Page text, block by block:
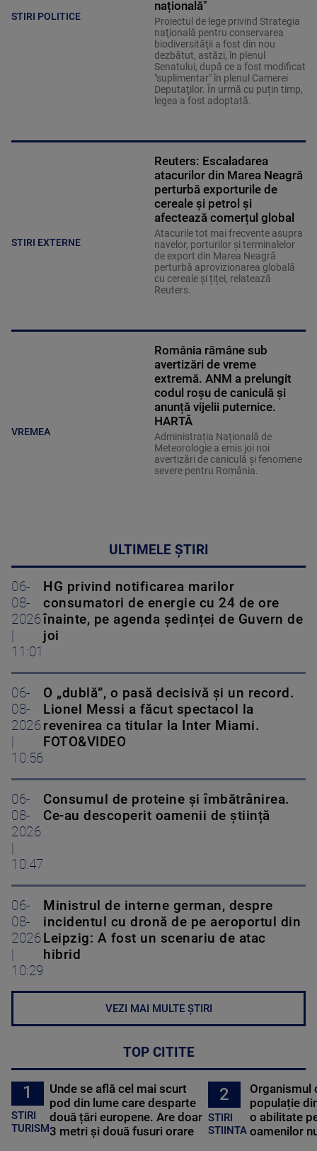
STIRI POLITICE
națională"
Proiectul de lege privind Strategia
naţională pentru conservarea
biodiversităţii a fost din nou
dezbătut, astăzi, în plenul
Senatului, după ce a fost modificat
"suplimentar" în plenul Camerei
Deputaţilor. În urmă cu puțin timp,
legea a fost adoptată.
STIRI EXTERNE
Reuters: Escaladarea
atacurilor din Marea Neagră
perturbă exporturile de
cereale și petrol și
afectează comerțul global
Atacurile tot mai frecvente asupra
navelor, porturilor și terminalelor
de export din Marea Neagră
perturbă aprovizionarea globală
cu cereale și țiței, relatează
Reuters.
VREMEA
România rămâne sub
avertizări de vreme
extremă. ANM a prelungit
codul roșu de caniculă și
anunță vijelii puternice.
HARTĂ
Administrația Națională de
Meteorologie a emis joi noi
avertizări de caniculă și fenomene
severe pentru România.
ULTIMELE ȘTIRI
06-
08-
2026
11:01
HG privind notificarea marilor
consumatori de energie cu 24 de ore
înainte, pe agenda ședinței de Guvern de
joi
06-
08-
2026
10:56
O „dublă”, o pasă decisivă și un record.
Lionel Messi a făcut spectacol la
revenirea ca titular la Inter Miami.
FOTO&VIDEO
06-
08-
2026
10:47
Consumul de proteine și îmbătrânirea.
Ce-au descoperit oamenii de știință
06-
08-
2026
10:29
Ministrul de interne german, despre
incidentul cu dronă de pe aeroportul din
Leipzig: A fost un scenariu de atac
hibrid
VEZI MAI MULTE ȘTIRI
TOP CITITE
1
STIRI
TURISM
Unde se află cel mai scurt
pod din lume care desparte
două țări europene. Are doar
3 metri și două fusuri orare
2
STIRI
STIINTA
Organismul
populație
o abilitate
oamenilor